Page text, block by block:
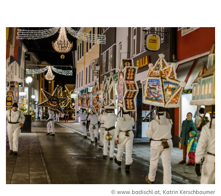
© www.badischl.at, Katrin Kerschbaumer